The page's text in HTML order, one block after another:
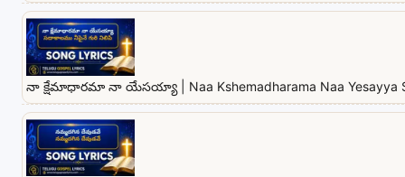
నా క్షేమాధారమా నా యేసయ్యా | Naa Kshemadharama Naa Yesayya